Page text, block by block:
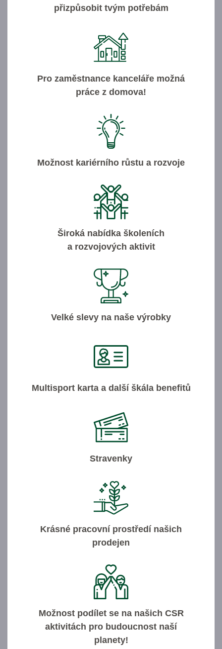
přizpůsobit tvým potřebám
Pro zaměstnance kanceláře možná
práce z domova!
Možnost kariérního růstu a rozvoje
Široká nabídka školeních
a rozvojových aktivit
Velké slevy na naše výrobky
Multisport karta a další škála benefitů
Stravenky
Krásné pracovní prostředí našich
prodejen
Možnost podílet se na našich CSR
aktivitách pro budoucnost naší
planety!